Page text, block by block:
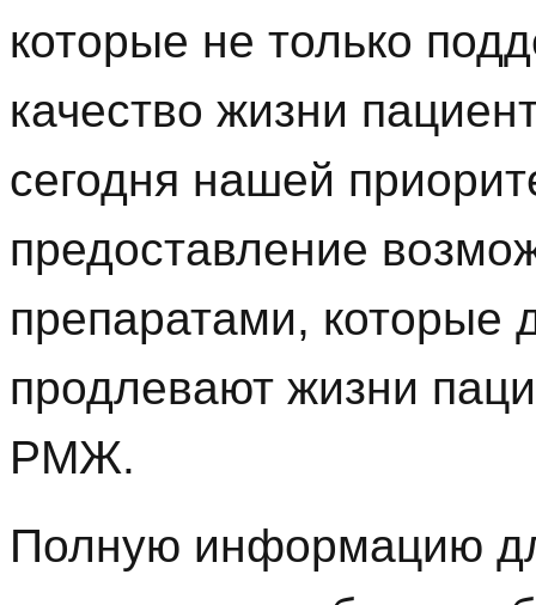
которые не только
качество жизни
сегодня нашей
предоставление
препаратами, которые
продлевают жизни
РМЖ.
Полную информацию